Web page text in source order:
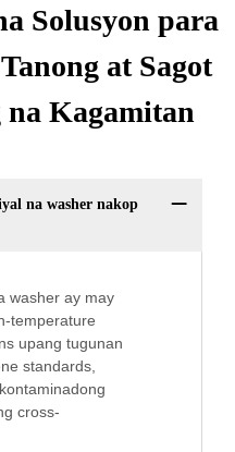
Solusyon para
at Sagot
na Kagamitan
na washer nakop
washer ay may
temperature
upang tugunan
standards,
cross-